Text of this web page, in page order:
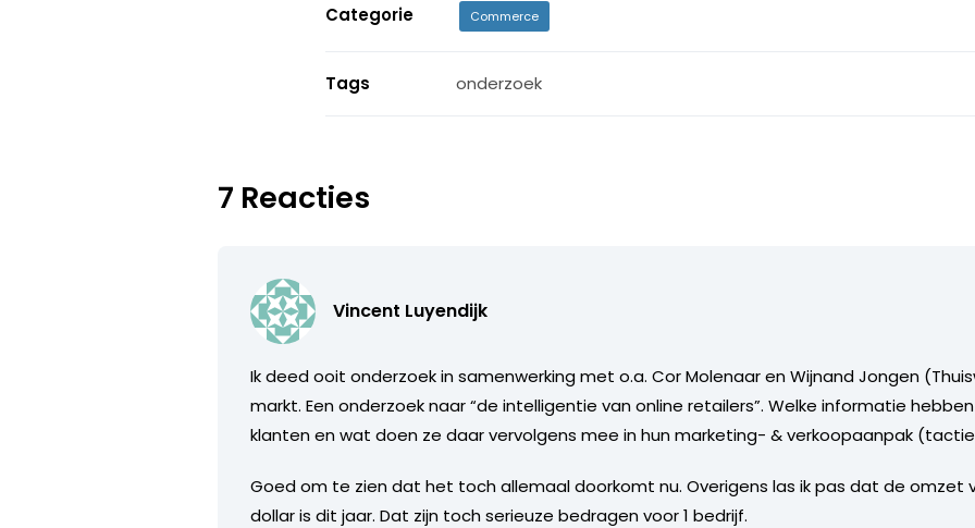
Categorie Commerce
Tags onderzoek
7 Reacties
Vincent Luyendijk
Ik deed ooit onderzoek in samenwerking met o.a. Cor Molenaar en Wijnand Jongen
markt. Een onderzoek naar “de intelligentie van online retailers”. Welke informatie
klanten en wat doen ze daar vervolgens mee in hun marketing- & verkoopaanpak
Goed om te zien dat het toch allemaal doorkomt nu. Overigens las ik pas dat de omzet
dollar is dit jaar. Dat zijn toch serieuze bedragen voor 1 bedrijf.